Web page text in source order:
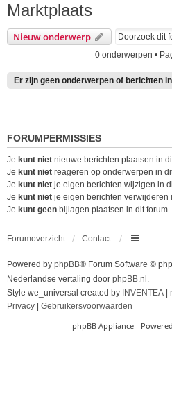
Marktplaats
Nieuw onderwerp
0 onderwerpen •
Er zijn geen onderwerpen of berichten
FORUMPERMISSIES
Je kunt niet nieuwe berichten plaatsen in
Je kunt niet reageren op onderwerpen in
Je kunt niet je eigen berichten wijzigen in
Je kunt niet je eigen berichten verwijderen
Je kunt geen bijlagen plaatsen in dit forum
Forumoverzicht Contact
Powered by phpBB® Forum Software ©
Nederlandse vertaling door phpBB.nl .
Style we_universal created by INVENTEA
Privacy
Gebruikersvoorwaarden
phpBB Appliance -